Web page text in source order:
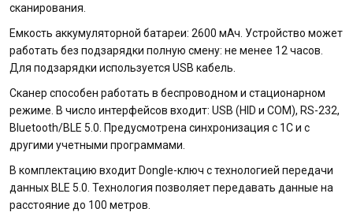
сканирования.
Емкость аккумуляторной батареи: 2600 мАч. Устройство может
работать без подзарядки полную смену: не менее 12 часов.
Для подзарядки используется USB кабель.
Сканер способен работать в беспроводном и стационарном
режиме. В число интерфейсов входит: USB (HID и COM), RS-232,
Bluetooth/BLE 5.0. Предусмотрена синхронизация с 1С и с
другими учетными программами.
В комплектацию входит Dongle-ключ с технологией передачи
данных BLE 5.0. Технология позволяет передавать данные на
расстояние до 100 метров.